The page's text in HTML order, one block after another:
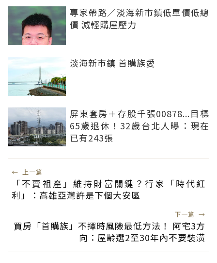
專家帶路／淡海新市鎮低單價低總
價 減輕購屋壓力
淡海新市鎮 首購族愛
屏東套房＋存股千張00878...目標
65歲退休！32歲台北人曝：現在
已有243張
← 上一篇
「不賣祖產」維持財富關鍵？行家「時代紅
利」：高雄亞灣許是下個大安區
下一篇 →
買房「首購族」不擇時風險最低方法！ 阿宅3方
向：屋齡選2至30年內不要裝潢